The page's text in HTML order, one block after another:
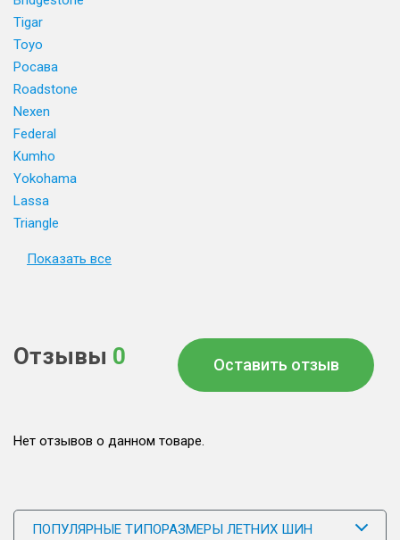
Tigar
Toyo
Росава
Roadstone
Nexen
Federal
Kumho
Yokohama
Lassa
Triangle
Показать все
Отзывы 0 Оставить отзыв
Нет отзывов о данном товаре.
ПОПУЛЯРНЫЕ ТИПОРАЗМЕРЫ ЛЕТНИХ ШИН